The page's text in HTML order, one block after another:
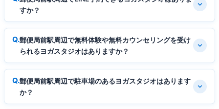
すか？
郵便局前駅周辺で無料体験や無料カウンセリングを受け
られるヨガスタジオはありますか？
郵便局前駅周辺で駐車場のあるヨガスタジオはあります
か？